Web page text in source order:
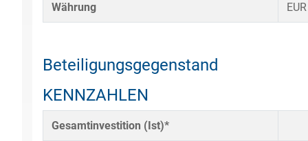
Währung EUR
Beteiligungsgegenstand
KENNZAHLEN
Gesamtinvestition (Ist)*